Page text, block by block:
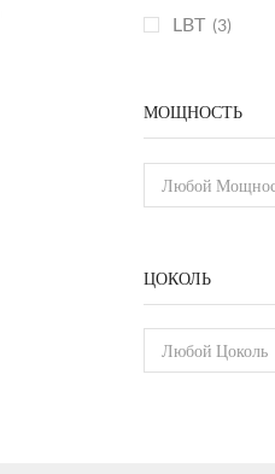
LBT (3)
МОЩНОСТЬ
Любой
ЦОКОЛЬ
Любой Цоколь